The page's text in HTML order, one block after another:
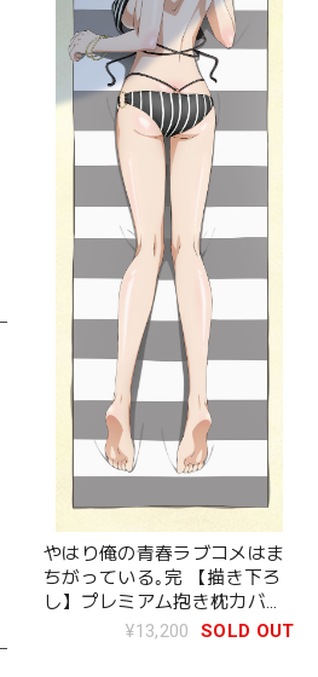
やはり俺の青春ラブコメはま
ちがっている｡完 【描き下ろ
し】プレミアム抱き枕カバー
由比ヶ浜母(水着)
¥13,200 SOLD OUT